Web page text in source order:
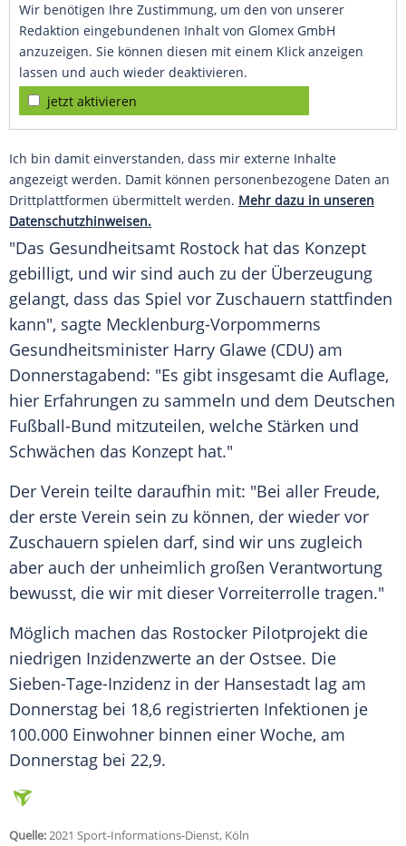
Wir benötigen Ihre Zustimmung, um den von unserer
Redaktion eingebundenen Inhalt von Glomex GmbH
anzuzeigen. Sie können diesen mit einem Klick anzeigen
lassen und auch wieder deaktivieren.
jetzt aktivieren
Ich bin damit einverstanden, dass mir externe Inhalte
angezeigt werden. Damit können personenbezogene Daten an
Drittplattformen übermittelt werden. Mehr dazu in unseren
Datenschutzhinweisen.
"Das Gesundheitsamt Rostock hat das Konzept
gebilligt, und wir sind auch zu der Überzeugung
gelangt, dass das Spiel vor Zuschauern stattfinden
kann", sagte Mecklenburg-Vorpommerns
Gesundheitsminister Harry Glawe (CDU) am
Donnerstagabend: "Es gibt insgesamt die Auflage,
hier Erfahrungen zu sammeln und dem Deutschen
Fußball-Bund mitzuteilen, welche Stärken und
Schwächen das Konzept hat."
Der Verein teilte daraufhin mit: "Bei aller Freude,
der erste Verein sein zu können, der wieder vor
Zuschauern spielen darf, sind wir uns zugleich
aber auch der unheimlich großen Verantwortung
bewusst, die wir mit dieser Vorreiterrolle tragen."
Möglich machen das Rostocker Pilotprojekt die
niedrigen Inzidenzwerte an der Ostsee. Die
Sieben-Tage-Inzidenz in der Hansestadt lag am
Donnerstag bei 18,6 registrierten Infektionen je
100.000 Einwohner binnen einer Woche, am
Donnerstag bei 22,9.
Quelle:2021 Sport-Informations-Dienst, Köln